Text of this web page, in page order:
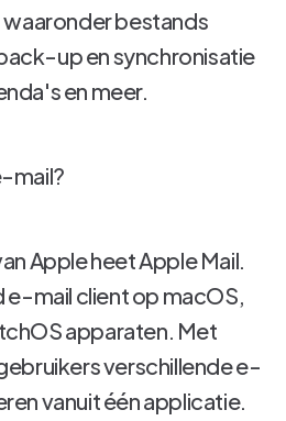
waaronder bestands
up en synchronisatie
en meer.
mail?
Apple heet Apple Mail.
e-mail client op macOS,
apparaten. Met
verschillende e-
vanuit één applicatie.